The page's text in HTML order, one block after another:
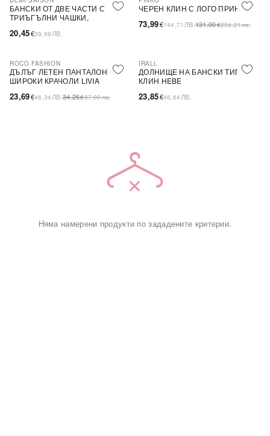
БАНСКИ ОТ ДВЕ ЧАСТИ С
ТРИЪГЪЛНИ ЧАШКИ,
20,45€39,99 ЛВ.
-44%
ЧЕРЕН КЛИН С ЛОГО ПРИНТ
73,99€144,71 ЛВ.131,00€256,21лв.
-31%
ROCO FASHION
ДЪЛЪГ ЛЕТЕН ПАНТАЛОН С
ШИРОКИ КРАЧОЛИ LIVIA
23,69€46,34 ЛВ.34,26€67,00лв.
IRALL
ДОЛНИЩЕ НА БАНСКИ ТИП
КЛИН HEBE
23,85€46,64 ЛВ.
Няма намерени продукти по зададените критерии.